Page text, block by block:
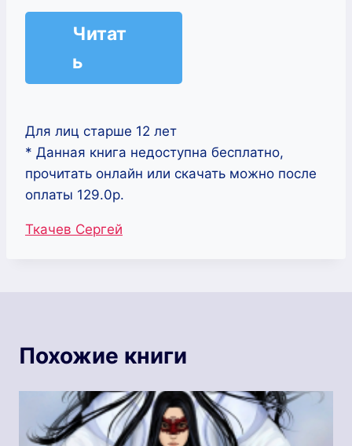
Читат
ь
Для лиц старше 12 лет
* Данная книга недоступна бесплатно,
прочитать онлайн или скачать можно после
оплаты 129.0р.
Метки
Ткачев Сергей
Похожие книги